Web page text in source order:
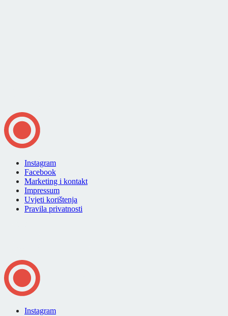
Instagram
Facebook
Marketing i kontakt
Impressum
Uvjeti korištenja
Pravila privatnosti
Instagram